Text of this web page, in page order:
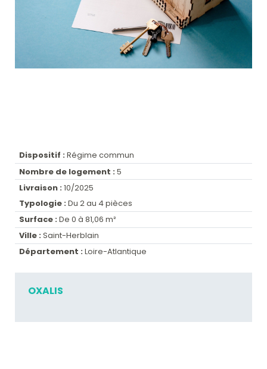
Dispositif : Régime commun
Nombre de logement : 5
Livraison : 10/2025
Typologie : Du 2 au 4 pièces
Surface : De 0 à 81,06 m²
Ville : Saint-Herblain
Département : Loire-Atlantique
OXALIS